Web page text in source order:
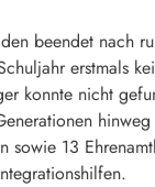
beendet nach
erstmals
konnte nicht
sowie 13